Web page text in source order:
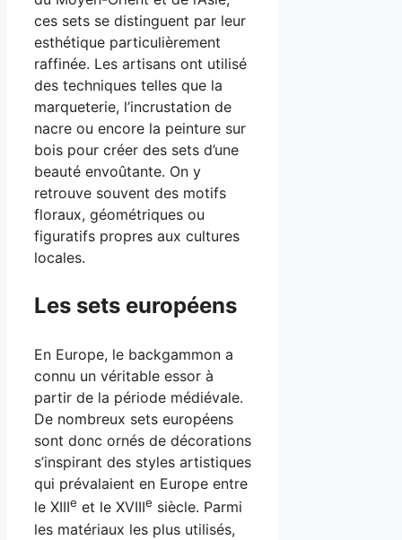
ces sets se distinguent par leur
esthétique particulièrement
raffinée. Les artisans ont utilisé
des techniques telles que la
marqueterie, l’incrustation de
nacre ou encore la peinture sur
bois pour créer des sets d’une
beauté envoûtante. On y
retrouve souvent des motifs
floraux, géométriques ou
figuratifs propres aux cultures
locales.
Les sets européens
En Europe, le backgammon a
connu un véritable essor à
partir de la période médiévale.
De nombreux sets européens
sont donc ornés de décorations
s’inspirant des styles artistiques
qui prévalaient en Europe entre
le XIIIe et le XVIIIe siècle. Parmi
les matériaux les plus utilisés,